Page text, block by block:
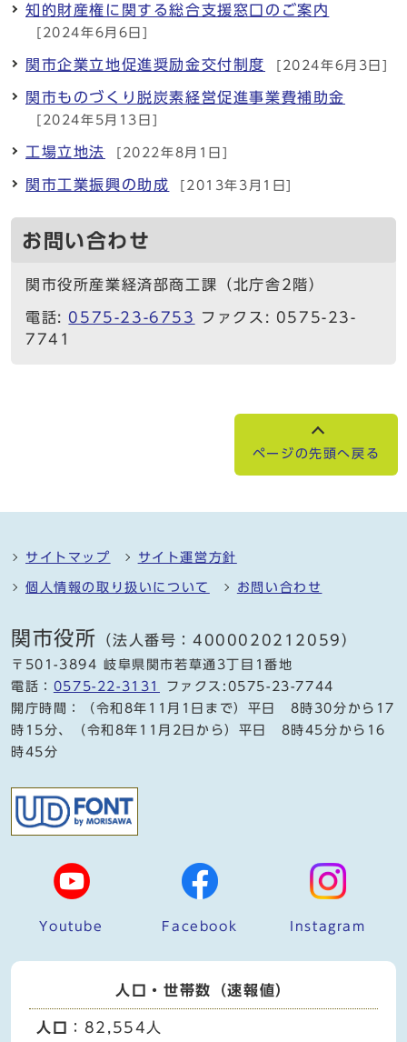
知的財産権に関する総合支援窓口のご案内
[2024年6月6日]
関市企業立地促進奨励金交付制度 [2024年6月3日]
関市ものづくり脱炭素経営促進事業費補助金
[2024年5月13日]
工場立地法 [2022年8月1日]
関市工業振興の助成 [2013年3月1日]
お問い合わせ
関市役所産業経済部商工課（北庁舎2階）
電話: 0575-23-6753
ファクス: 0575-23-
7741
ページの先頭へ戻る
サイトマップ サイト運営方針
個人情報の取り扱いについて お問い合わせ
関市役所 （法人番号：4000020212059）
〒501-3894 岐阜県関市若草通3丁目1番地
電話： 0575-22-3131
ファクス:0575-23-7744
開庁時間：（令和8年11月1日まで）平日 8時30分から17
時15分、（令和8年11月2日から）平日 8時45分から16
時45分
Youtube Facebook Instagram
人口・世帯数（速報値）
人口 ：82,554人